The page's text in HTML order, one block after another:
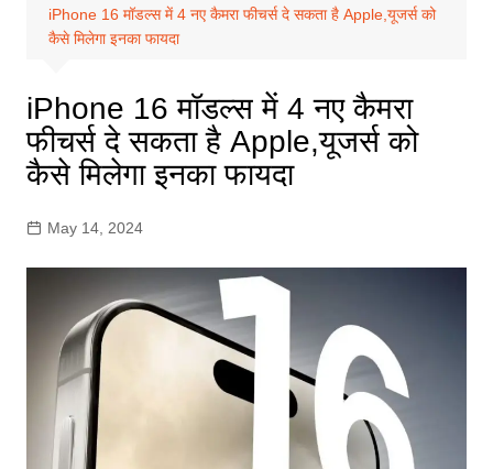
iPhone 16 मॉडल्स में 4 नए कैमरा फीचर्स दे सकता है Apple,यूजर्स को
कैसे मिलेगा इनका फायदा
iPhone 16 मॉडल्स में 4 नए कैमरा
फीचर्स दे सकता है Apple,यूजर्स को
कैसे मिलेगा इनका फायदा
May 14, 2024